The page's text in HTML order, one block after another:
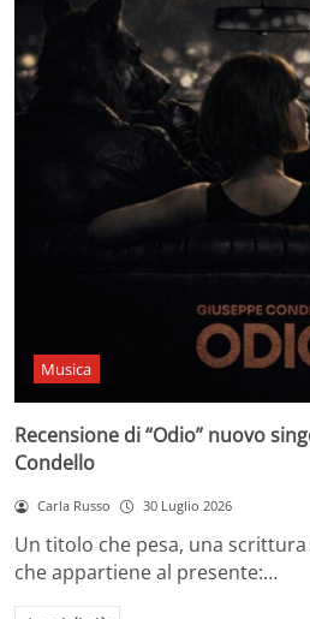
Musica
Recensione di “Odio” nuovo
Condello
Carla Russo 30 Luglio 2026
Un titolo che pesa, una scrittura
che appartiene al presente:…